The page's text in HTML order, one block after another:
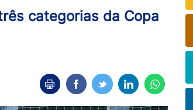
categorias da Copa